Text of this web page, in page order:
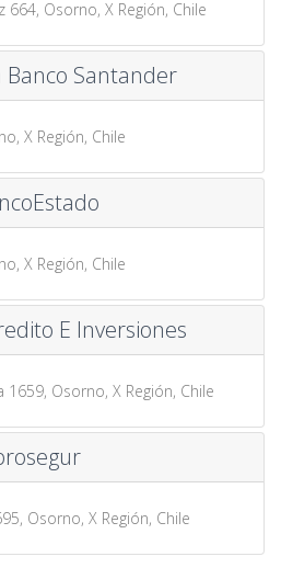
664, Osorno, X Región, Chile
Banco Santander
X Región, Chile
X Región, Chile
E Inversiones
1659, Osorno, X Región, Chile
Osorno, X Región, Chile